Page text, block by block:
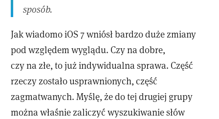
sposób.
Jak wiadomo iOS 7 wniósł bardzo duże zmiany
pod względem wyglądu. Czy na dobre,
czy na złe, to już indywidualna sprawa. Część
rzeczy zostało usprawnionych, część
zagmatwanych. Myślę, że do tej drugiej grupy
można właśnie zaliczyć wyszukiwanie słów